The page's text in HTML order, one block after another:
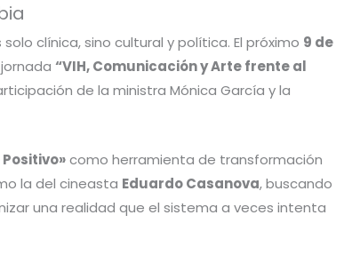
clínica, sino cultural y política. El próximo 9 de
jornada“VIH, Comunicación y Arte frente al
de la ministra Mónica García y la
como herramienta de transformación
la del cineasta Eduardo Casanova, buscando
una realidad que el sistema a veces intenta